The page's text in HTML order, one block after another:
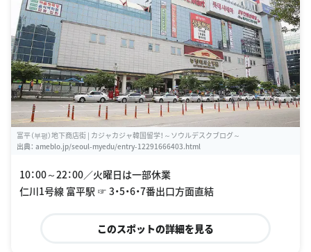
富平（부평）地下商店街 | カジャカジャ韓国留学！～ソウルデスクブログ～
出典： ameblo.jp/seoul-myedu/entry-12291666403.html
10：00～22：00／火曜日は一部休業
仁川1号線 富平駅 ☞ 3・5・6・7番出口方面直結
このスポットの詳細を見る